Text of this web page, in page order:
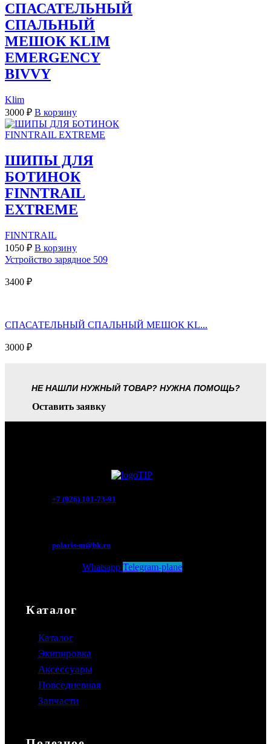
СПАСАТЕЛЬНЫЙ
СПАЛЬНЫЙ
МЕШОК KLIM
EMERGENCY
BIVVY
Klim
3000 ₽ В корзину
ШИПЫ ДЛЯ
БОТИНОК
FINNTRAIL
EXTREME
FINNTRAIL
1050 ₽ В корзину
Устройство зарядное 509
3400 ₽
СПАСАТЕЛЬНЫЙ СПАЛЬНЫЙ МЕШОК KL...
3000 ₽
НЕ НАШЛИ НУЖНЫЙ ТОВАР? НУЖНА ПОМОЩЬ?
Оставить заявку
+7 (926) 101-73-91
polaris-m@bk.ru
Whatsapp Telegram-plane
Каталог
Каталог
Экипировка
Аксессуары
Повседневная
Запчасти